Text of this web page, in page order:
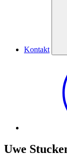
Kontakt
Uwe